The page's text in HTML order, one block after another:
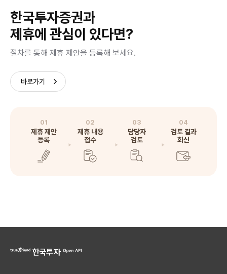
한국투자증권과
제휴에 관심이 있다면?
절차를 통해 제휴 제안을 등록해 보세요.
바로가기
01
제휴 제안
등록
02
제휴 내용
접수
03
담당자
검토
04
검토 결과
회신
true friend 한국투자 Open API